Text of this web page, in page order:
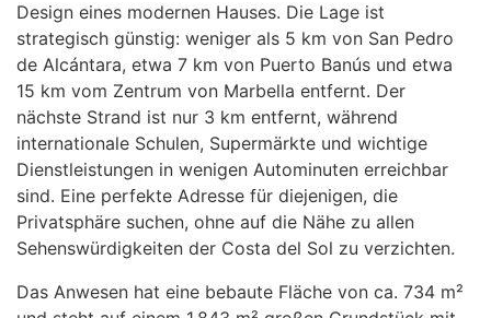
Design eines modernen Hauses. Die Lage ist
strategisch günstig: weniger als 5 km von San Pedro
de Alcántara, etwa 7 km von Puerto Banús und etwa
15 km vom Zentrum von Marbella entfernt. Der
nächste Strand ist nur 3 km entfernt, während
internationale Schulen, Supermärkte und wichtige
Dienstleistungen in wenigen Autominuten erreichbar
sind. Eine perfekte Adresse für diejenigen, die
Privatsphäre suchen, ohne auf die Nähe zu allen
Sehenswürdigkeiten der Costa del Sol zu verzichten.
Das Anwesen hat eine bebaute Fläche von ca. 734 m²